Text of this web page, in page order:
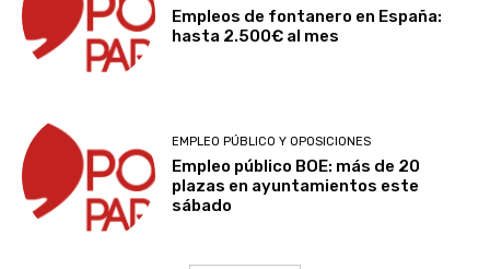
Empleos de fontanero en España:
hasta 2.500€ al mes
EMPLEO PÚBLICO Y OPOSICIONES
Empleo público BOE: más de 20
plazas en ayuntamientos este
sábado